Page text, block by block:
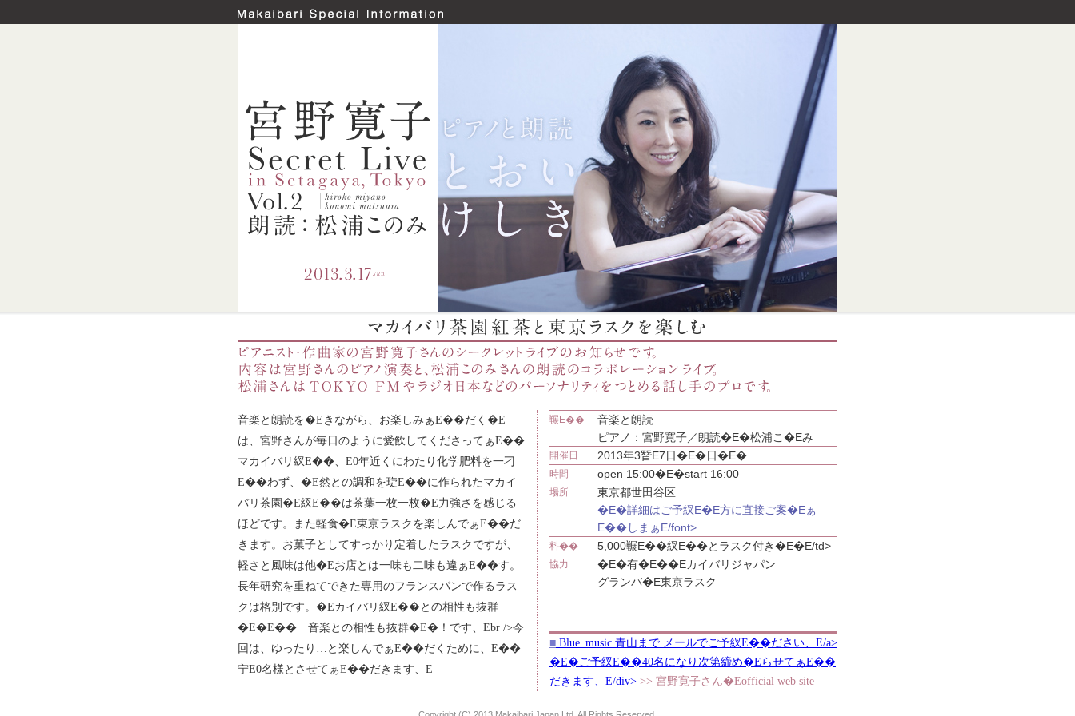
音楽と朗読を�Eきながら、お楽しみぁE��だく�E
は、宮野さんが毎日のように愛飲してくださってぁE��
マカイバリ紁E��、E0年近くにわたり化学肥料を一刁
E��わず、�E然との調和を琁E��に作られたマカイ
バリ茶園�E紁E��は茶葉一枚一枚�E力強さを感じる
ほどです。また軽食�E東京ラスクを楽しんでぁE��だ
きます。お菓子としてすっかり定着したラスクですが、
軽さと風味は他�Eお店とは一味も二味も違ぁE��す。
長年研究を重ねてできた専用のフランスパンで作るラス
クは格別です。�Eカイバリ紁E��との相性も抜群
�E�E�� 音楽との相性も抜群�E�！です、Ebr />今
回は、ゆったり…と楽しんでぁE��だくために、E��
宁E0名様とさせてぁE��だきます、E
冁E��
音楽と朗読
ピアノ：宮野寛子／朗読�E�松浦こ�Eみ
開催日 2013年3朁E7日�E�日�E�
時間 open 15:00�E�start 16:00
場所
東京都世田谷区
�E�詳細はご予紁E�E方に直接ご案�Eぁ
E��しまぁE/font>
料�� 5,000冁E��紁E��とラスク付き�E�E/td>
協力
�E�有�E��Eカイバリジャパン
グランバ�E東京ラスク
■ Blue_music 青山まで メールでご予紁E��ださい、E/a>
�E�ご予紁E��40名になり次第締め�EらせてぁE��
だきます、E/div> >> 宮野寛子さん�Eofficial web site